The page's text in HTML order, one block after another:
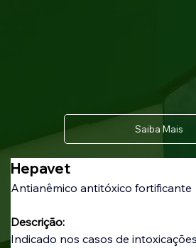
Hepavet
Antianêmico antitóxico fortificante
Descrição:
Indicado nos casos de
Saiba Mais